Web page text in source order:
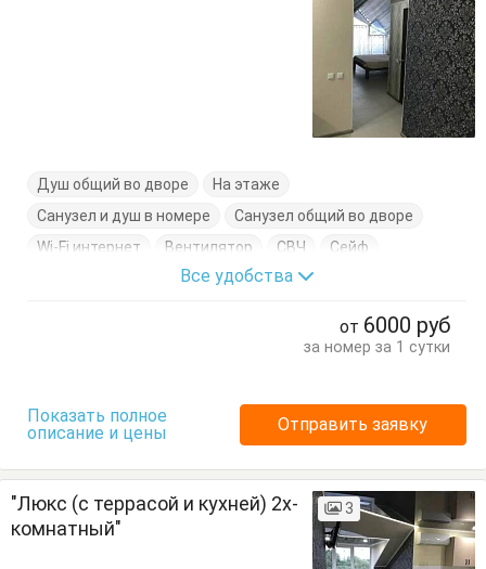
Душ общий во дворе
На этаже
Санузел и душ в номере
Санузел общий во дворе
Wi-Fi интернет
Вентилятор СВЧ
Сейф
Спутниковое ТВ
Кровать двуспальная
Все удобства
от 6000 руб
за номер за 1 сутки
Показать полное
описание и цены
Отправить заявку
"Люкс (с террасой и кухней) 2х-
комнатный"
3